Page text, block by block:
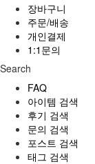
장바구니
주문/배송
개인결제
1:1문의
Search
FAQ
아이템 검색
후기 검색
문의 검색
포스트 검색
태그 검색